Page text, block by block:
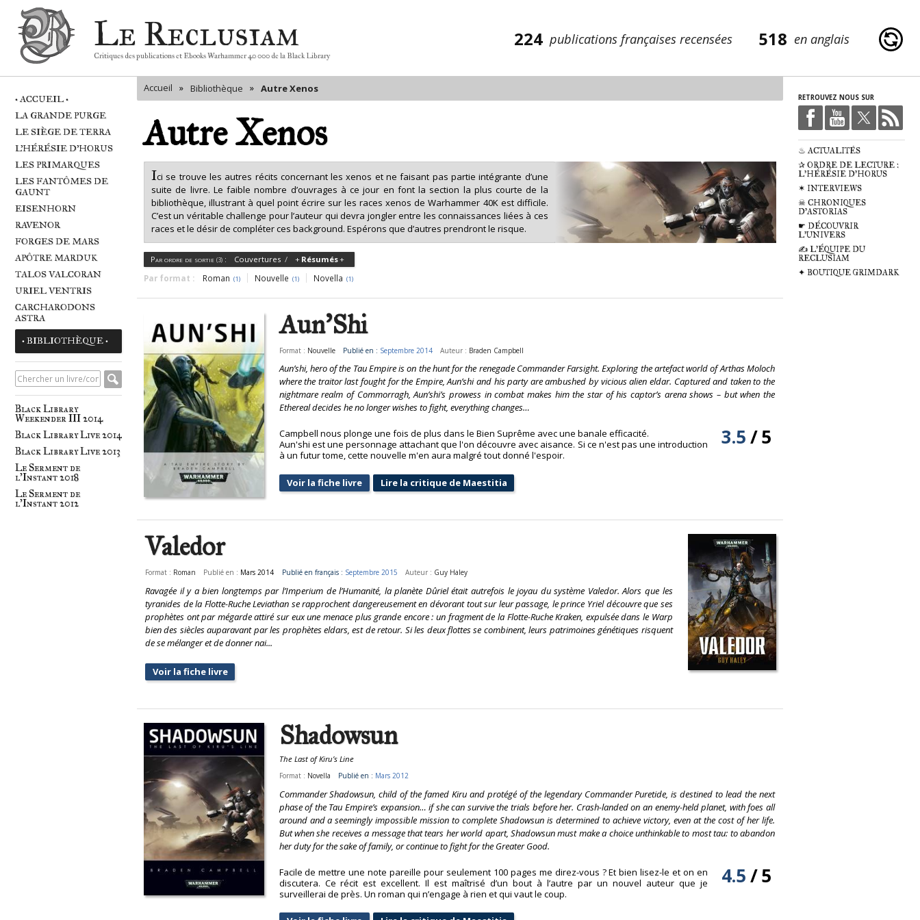
Le Reclusiam
Critiques des publications et Ebooks Warhammer 40 000 de la Black Library
224 publications françaises recensées 518 en anglais
• ACCUEIL •
LA GRANDE PURGE
LE SIÈGE DE TERRA
L'HÉRÉSIE D'HORUS
LES PRIMARQUES
LES FANTÔMES DE
GAUNT
EISENHORN
RAVENOR
FORGES DE MARS
APÔTRE MARDUK
TALOS VALCORAN
URIEL VENTRIS
CARCHARODONS
ASTRA
• BIBLIOTHÈQUE •
Black Library
Weekender III 2014
Black Library Live 2014
Black Library Live 2013
Le Serment de
l'Instant 2018
Le Serment de
l'Instant 2012
RETROUVEZ NOUS SUR
♨ ACTUALITÉS
✰ ORDRE DE LECTURE :
L'HÉRÉSIE D'HORUS
✶ INTERVIEWS
☠ CHRONIQUES
D'ASTORIAS
☛ DÉCOUVRIR
L'UNIVERS
✍ L'ÉQUIPE DU
RECLUSIAM
✦ BOUTIQUE GRIMDARK
Accueil » Bibliothèque » Autre Xenos
Autre Xenos
Ici se trouve les autres récits concernant les xenos et ne faisant pas partie intégrante d’une
suite de livre. Le faible nombre d’ouvrages à ce jour en font la section la plus courte de la
bibliothèque, illustrant à quel point écrire sur les races xenos de Warhammer 40K est difficile.
C’est un véritable challenge pour l’auteur qui devra jongler entre les connaissances liées à ces
races et le désir de compléter ces background. Espérons que d’autres prendront le risque.
Par ordre de sortie (3) : Couvertures Résumés
Roman (1) Nouvelle (1) Novella (1)
Aun'Shi
Format : Nouvelle Publié en : Septembre 2014 Auteur : Braden Campbell
Aun’shi, hero of the Tau Empire is on the hunt for the renegade Commander Farsight. Exploring the artefact world of Arthas Moloch
where the traitor last fought for the Empire, Aun’shi and his party are ambushed by vicious alien eldar. Captured and taken to the
nightmare realm of Commorragh, Aun’shi’s prowess in combat makes him the star of his captor’s arena shows – but when the
Ethereal decides he no longer wishes to fight, everything changes…
3.5/5
Campbell nous plonge une fois de plus dans le Bien Suprême avec une banale efficacité.
Aun'shi est une personnage attachant que l'on découvre avec aisance. Si ce n'est pas une introduction
à un futur tome, cette nouvelle m'en aura malgré tout donné l'espoir.
Voir la fiche livre Lire la critique de Maestitia
Valedor
Format : Roman Publié en : Mars 2014 Publié en français : Septembre 2015 Auteur : Guy Haley
Ravagée il y a bien longtemps par l’Imperium de l’Humanité, la planète Dûriel était autrefois le joyau du système Valedor. Alors que les
tyranides de la Flotte-Ruche Leviathan se rapprochent dangereusement en dévorant tout sur leur passage, le prince Yriel découvre que ses
prophètes ont par mégarde attiré sur eux une menace plus grande encore : un fragment de la Flotte-Ruche Kraken, expulsée dans le Warp
bien des siècles auparavant par les prophètes eldars, est de retour. Si les deux flottes se combinent, leurs patrimoines génétiques risquent
de se mélanger et de donner nai...
Voir la fiche livre
Shadowsun
The Last of Kiru’s Line
Format : Novella Publié en : Mars 2012
Commander Shadowsun, child of the famed Kiru and protégé of the legendary Commander Puretide, is destined to lead the next
phase of the Tau Empire’s expansion… if she can survive the trials before her. Crash-landed on an enemy-held planet, with foes all
around and a seemingly impossible mission to complete Shadowsun is determined to achieve victory, even at the cost of her life.
But when she receives a message that tears her world apart, Shadowsun must make a choice unthinkable to most tau: to abandon
her duty for the sake of family, or continue to fight for the Greater Good.
4.5/5
Facile de mettre une note pareille pour seulement 100 pages me direz-vous ? Et bien lisez-le et on en
discutera. Ce récit est excellent. Il est maîtrisé d’un bout à l’autre par un nouvel auteur que je
surveillerai de près. Un roman qui n’engage à rien et qui vaut le coup.